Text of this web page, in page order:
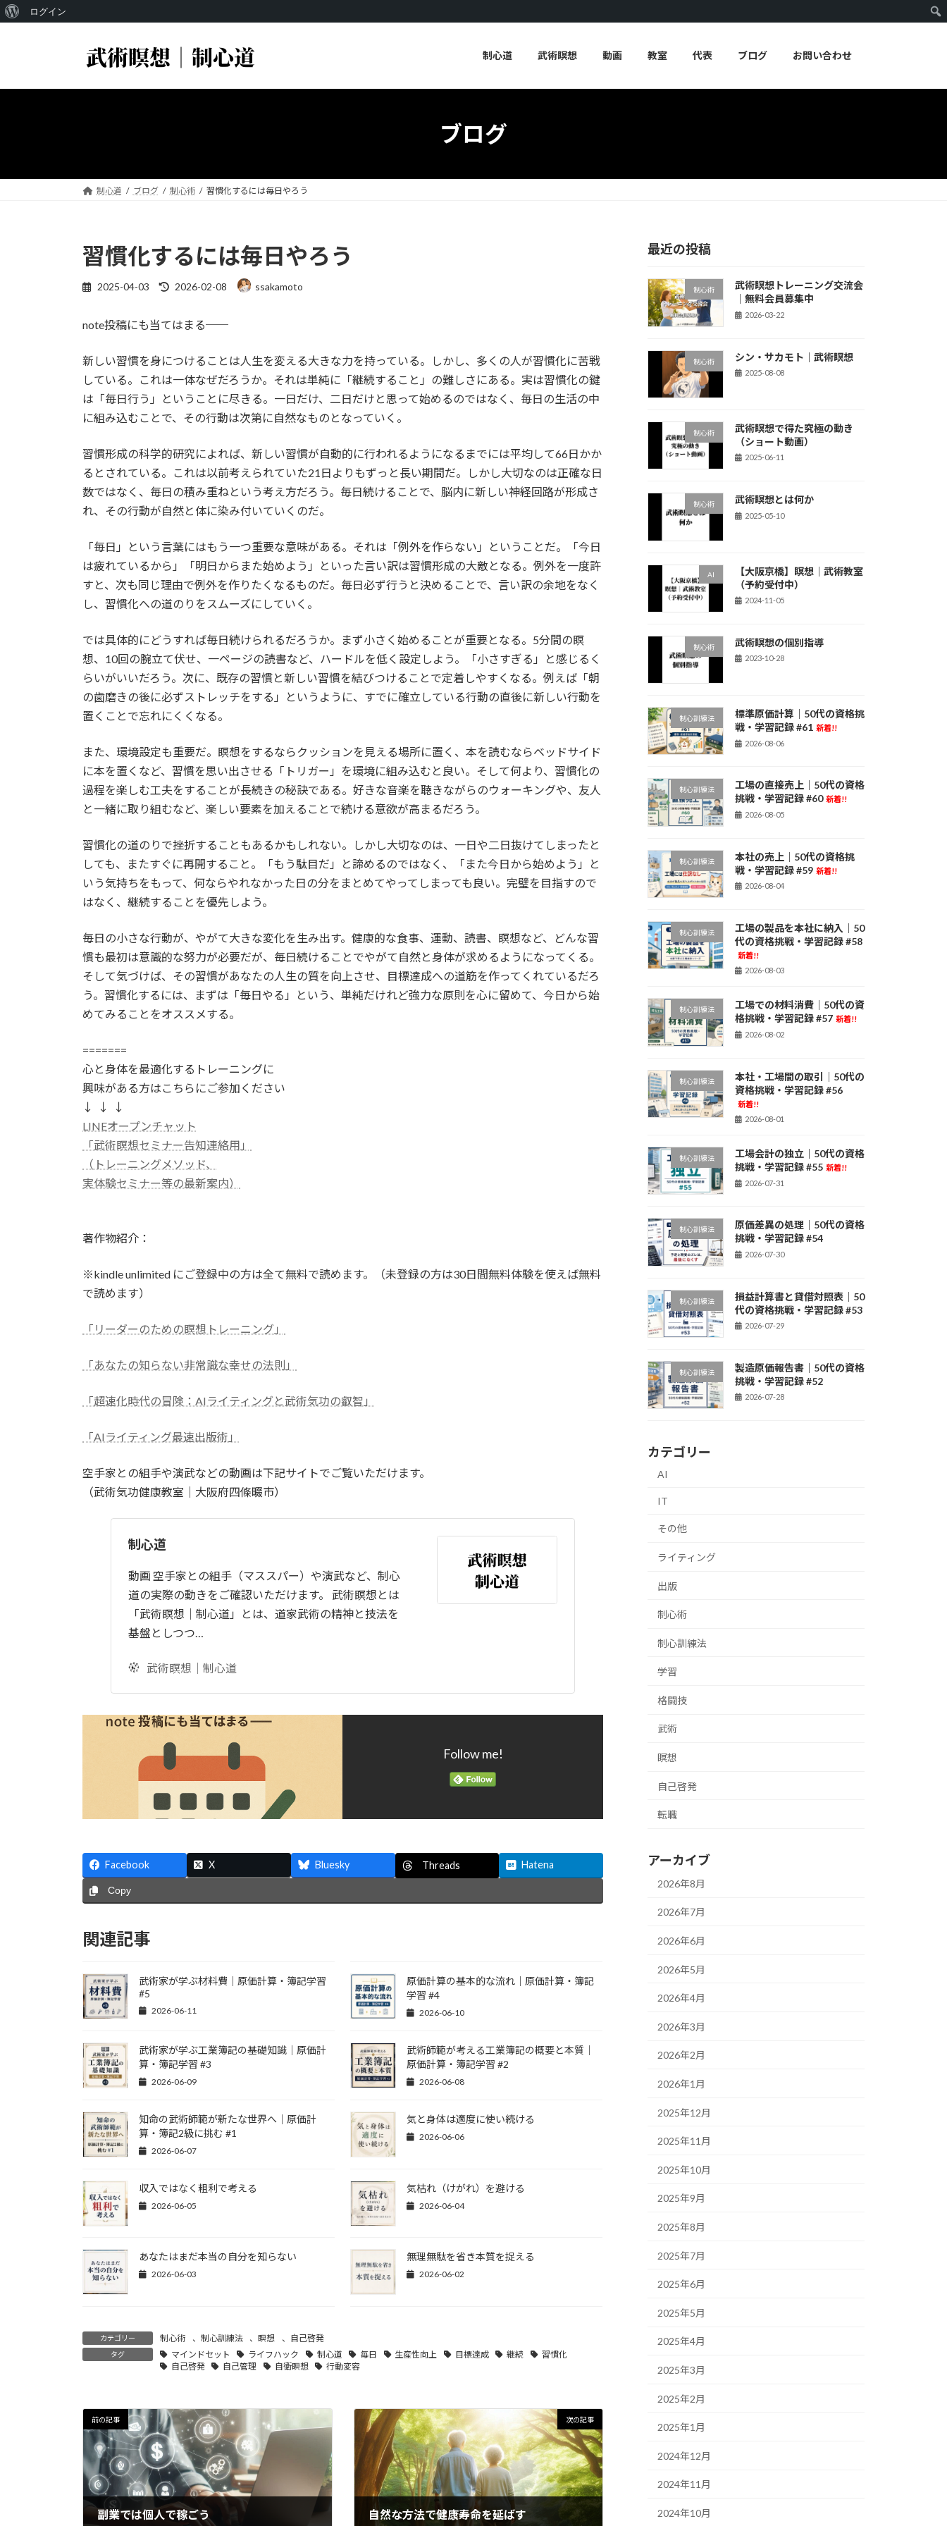
プ
動
WordPress
ログイン
制心道 武術瞑想 動画 教室 代表 ブログ お問い合わせ
ブログ
制心道 ブログ 制心術 習慣化するには毎日やろう
習慣化するには毎日やろう
2025-04-03
最
新
:
2026-02-08 ssakamoto
note投稿にも当てはまる──
新しい習慣を身につけることは人生を変える大きな力を持っている。しかし、多くの人が習慣化に苦戦
している。これは一体なぜだろうか。それは単純に「継続すること」の難しさにある。実は習慣化の鍵
は「毎日行う」ということに尽きる。一日だけ、二日だけと思って始めるのではなく、毎日の生活の中
に組み込むことで、その行動は次第に自然なものとなっていく。
習慣形成の科学的研究によれば、新しい習慣が自動的に行われるようになるまでには平均して66日かか
るとされている。これは以前考えられていた21日よりもずっと長い期間だ。しかし大切なのは正確な日
数ではなく、毎日の積み重ねという考え方だろう。毎日続けることで、脳内に新しい神経回路が形成さ
れ、その行動が自然と体に染み付いていくのだ。
「毎日」という言葉にはもう一つ重要な意味がある。それは「例外を作らない」ということだ。「今日
は疲れているから」「明日からまた始めよう」といった言い訳は習慣形成の大敵となる。例外を一度許
すと、次も同じ理由で例外を作りたくなるものだ。毎日必ず行うと決めることで、言い訳の余地をなく
し、習慣化への道のりをスムーズにしていく。
では具体的にどうすれば毎日続けられるだろうか。まず小さく始めることが重要となる。5分間の瞑
想、10回の腕立て伏せ、一ページの読書など、ハードルを低く設定しよう。「小さすぎる」と感じるく
らいがいいだろう。次に、既存の習慣と新しい習慣を結びつけることで定着しやすくなる。例えば「朝
の歯磨きの後に必ずストレッチをする」というように、すでに確立している行動の直後に新しい行動を
置くことで忘れにくくなる。
また、環境設定も重要だ。瞑想をするならクッションを見える場所に置く、本を読むならベッドサイド
に本を置くなど、習慣を思い出させる「トリガー」を環境に組み込むと良い。そして何より、習慣化の
過程を楽しむ工夫をすることが長続きの秘訣である。好きな音楽を聴きながらのウォーキングや、友人
と一緒に取り組むなど、楽しい要素を加えることで続ける意欲が高まるだろう。
習慣化の道のりで挫折することもあるかもしれない。しかし大切なのは、一日や二日抜けてしまったと
しても、またすぐに再開すること。「もう駄目だ」と諦めるのではなく、「また今日から始めよう」と
いう気持ちをもって、何ならやれなかった日の分をまとめてやってしまっても良い。完璧を目指すので
はなく、継続することを優先しよう。
毎日の小さな行動が、やがて大きな変化を生み出す。健康的な食事、運動、読書、瞑想など、どんな習
慣も最初は意識的な努力が必要だが、毎日続けることでやがて自然と身体が求めるようになってくる。
そして気づけば、その習慣があなたの人生の質を向上させ、目標達成への道筋を作ってくれているだろ
う。習慣化するには、まずは「毎日やる」という、単純だけれど強力な原則を心に留めて、今日から始
めてみることをオススメする。​​​​​​​​​​​​​​​​
=======
心と身体を最適化するトレーニングに
興味がある方はこちらにご参加ください
↓ ↓ ↓
LINEオープンチャット
「武術瞑想セミナー告知連絡用」
（トレーニングメソッド、
実体験セミナー等の最新案内）
著作物紹介：
※kindle unlimited にご登録中の方は全て無料で読めます。（未登録の方は30日間無料体験を使えば無料
で読めます）
「リーダーのための瞑想トレーニング」
「あなたの知らない非常識な幸せの法則」
「超速化時代の冒険：AIライティングと武術気功の叡智」
「AIライティング最速出版術」
空手家との組手や演武などの動画は下記サイトでご覧いただけます。
（武術気功健康教室｜大阪府四條畷市）
制心道
動画 空手家との組手（マススパー）や演武など、制心
道の実際の動きをご確認いただけます。 武術瞑想とは
「武術瞑想｜制心道」とは、道家武術の精神と技法を
基盤としつつ…
武術瞑想｜制心道
Follow me!
Facebook X Bluesky Threads Hatena
Copy
関連記事
武術家が学ぶ材料費｜原価計算・簿記学習
#5
2026-06-11
原価計算の基本的な流れ｜原価計算・簿記
学習 #4
2026-06-10
武術家が学ぶ工業簿記の基礎知識｜原価計
算・簿記学習 #3
2026-06-09
武術師範が考える工業簿記の概要と本質｜
原価計算・簿記学習 #2
2026-06-08
知命の武術師範が新たな世界へ｜原価計
算・簿記2級に挑む #1
2026-06-07
気と身体は適度に使い続ける
2026-06-06
収入ではなく粗利で考える
2026-06-05
気枯れ（けがれ）を避ける
2026-06-04
あなたはまだ本当の自分を知らない
2026-06-03
無理無駄を省き本質を捉える
2026-06-02
カテゴリー 制心術 、 制心訓練法 、瞑想 、 自己啓発
タグ マインドセット ライフハック 制心道 毎日 生産性向上 目標達成 継続
習慣化
自己啓発
自己管理 自衛瞑想 行動変容
前の記事
副業では個人で稼ごう
次の記事
自然な方法で健康寿命を延ばす
最近の投稿
制心術
武術瞑想トレーニング交流会
｜無料会員募集中
2026-03-22
制心術 シン・サカモト｜武術瞑想
2025-08-08
制心術
武術瞑想で得た究極の動き
（ショート動画）
2025-06-11
制心術 武術瞑想とは何か
2025-05-10
AI
【大阪京橋】瞑想｜武術教室
（予約受付中）
2024-11-05
制心術 武術瞑想の個別指導
2023-10-28
制心訓練法
標準原価計算｜50代の資格挑
戦・学習記録 #61 新着!!
2026-08-06
制心訓練法
工場の直接売上｜50代の資格
挑戦・学習記録 #60 新着!!
2026-08-05
制心訓練法
本社の売上｜50代の資格挑
戦・学習記録 #59 新着!!
2026-08-04
制心訓練法
工場の製品を本社に納入｜50
代の資格挑戦・学習記録 #58
新着!!
2026-08-03
制心訓練法
工場での材料消費｜50代の資
格挑戦・学習記録 #57 新着!!
2026-08-02
制心訓練法
本社・工場間の取引｜50代の
資格挑戦・学習記録 #56
新着!!
2026-08-01
制心訓練法
工場会計の独立｜50代の資格
挑戦・学習記録 #55 新着!!
2026-07-31
制心訓練法
原価差異の処理｜50代の資格
挑戦・学習記録 #54
2026-07-30
制心訓練法
損益計算書と貸借対照表｜50
代の資格挑戦・学習記録 #53
2026-07-29
制心訓練法
製造原価報告書｜50代の資格
挑戦・学習記録 #52
2026-07-28
カテゴリー
AI
IT
その他
ライティング
出版
制心術
制心訓練法
学習
格闘技
武術
瞑想
自己啓発
転職
アーカイブ
2026年8月
2026年7月
2026年6月
2026年5月
2026年4月
2026年3月
2026年2月
2026年1月
2025年12月
2025年11月
2025年10月
2025年9月
2025年8月
2025年7月
2025年6月
2025年5月
2025年4月
2025年3月
2025年2月
2025年1月
2024年12月
2024年11月
2024年10月